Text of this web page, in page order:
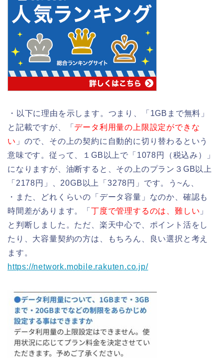
・以下に理由を示します。つまり、「1GBまで無料」
と記載ですが、「 データ利用量の上限設定ができな
い 」ので、その上の契約に自動的に切り替わるという
意味です。従って、１GB以上で「1078円（税込み）」
になりますが、油断すると、その上のプラン３GB以上
「2178円」、20GB以上「3278円」です。う~ん、
・また、どれくらいの「データ容量」なのか、確認も
時間差があります。「 丁度で管理するのは、難しい 」
と判断しました。ただ、楽天中心で、ポイント活をし
たり、大容量契約の方は、もちろん、良い選択と考え
ます。
https://network.mobile.rakuten.co.jp/